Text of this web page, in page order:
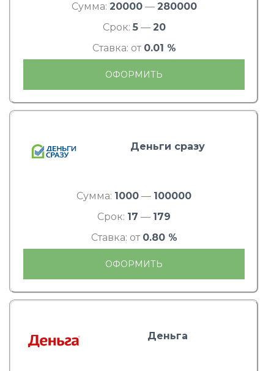
Сумма: 20000— 280000
Срок: 5— 20
Ставка: от 0.01 %
ОФОРМИТЬ
Деньги сразу
Сумма: 1000 — 100000
Срок: 17 — 179
Ставка: от 0.80 %
ОФОРМИТЬ
Деньга